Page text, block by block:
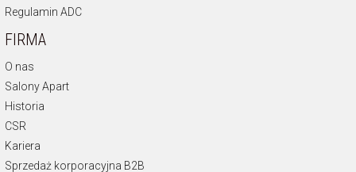
Regulamin ADC
FIRMA
O nas
Salony Apart
Historia
CSR
Kariera
Sprzedaż korporacyjna B2B